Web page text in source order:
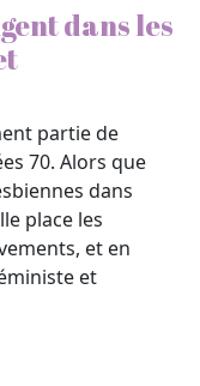
dans les
partie de
70. Alors que
dans
place les
et en
et